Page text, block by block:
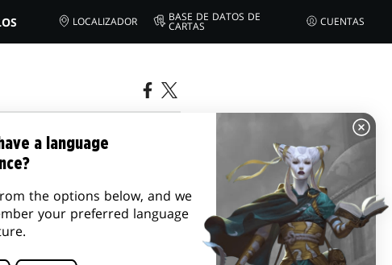
LOCALIZADOR BASE DE DATOS DE
CARTAS CUENTAS
1
a language
the options below, and we
your preferred language